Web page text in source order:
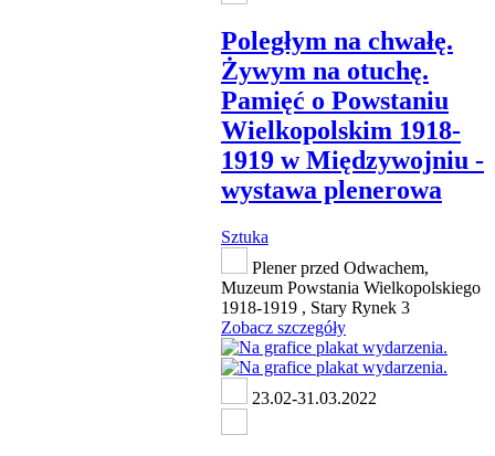
Poległym na chwałę.
Żywym na otuchę.
Pamięć o Powstaniu
Wielkopolskim 1918-
1919 w Międzywojniu -
wystawa plenerowa
Sztuka
Plener przed Odwachem,
Muzeum Powstania Wielkopolskiego
1918-1919 , Stary Rynek 3
Zobacz szczegóły
23.02-31.03.2022